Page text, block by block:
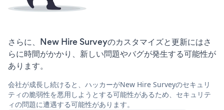
さらに、New Hire Surveyのカスタマイズと更新にはさ
らに時間がかかり、新しい問題やバグが発生する可能性が
あります。
会社が成長し続けると、ハッカーがNew Hire Surveyのセキュリ
ティの脆弱性を悪用しようとする可能性があるため、セキュリテ
ィの問題に遭遇する可能性があります。